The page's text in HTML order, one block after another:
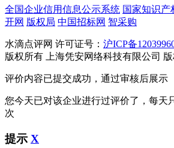
全国企业信用信息公示系统 国家知识产
开网 版权局 中国招标网 智采购
水滴点评网 许可证号： 沪ICP备
版权所有 上海凭安网络科技有限公司
评价内容已提交成功，通过审核后展示
您今天已对该企业进行过评价了，每天
次
提示 X